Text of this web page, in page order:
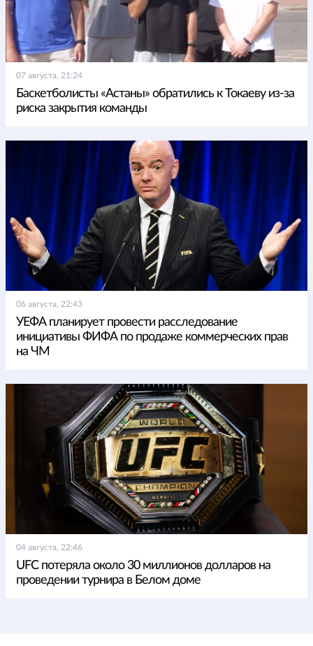
07 августа, 21:24
Баскетболисты «Астаны» обратились к Токаеву из-за
риска закрытия команды
06 августа, 22:43
УЕФА планирует провести расследование
инициативы ФИФА по продаже коммерческих прав
на ЧМ
04 августа, 22:46
UFC потеряла около 30 миллионов долларов на
проведении турнира в Белом доме